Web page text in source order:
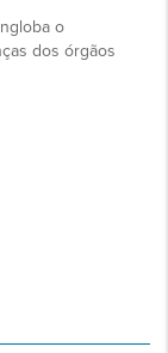
o
dos órgãos